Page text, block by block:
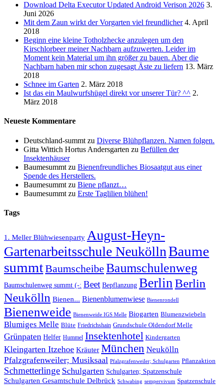
Download Delta Executor Updated Android Verison 2026 3.
Juni 2026
Mit dem Zaun wirkt der Vorgarten viel freundlicher 4. April
2018
Beginn eine kleine Totholzhecke anzulegen um den
Kirschlorbeer meiner Nachbarn aufzuwerten. Leider im
Moment kein Material um ihn größer zu bauen. Aber die
Nachbarn haben mir schon zugesagt Äste zu liefern 13. März
2018
Schnee im Garten 2. März 2018
Ist das ein Maulwurfshügel direkt vor unserer Tür? ^^ 2.
März 2018
Neueste Kommentare
Deutschland-summt zu Diverse Blühpflanzen. Namen folgen.
Gitta Wittich Hortus Andersgarten zu Befüllen der
Insektenhäuser
Baumesummt zu Bienenfreundliches Biosaatgut aus einer
Spende des Herstellers.
Baumesummt zu Biene pflanzt…
Baumesummt zu Erste Taglilien blühen!
Tags
1. Meller Blühwiesenparty August-Heyn-
Gartenarbeitsschule NeuköllnBaume
summtBaumscheibe Baumschulenweg
Baumschulenweg summt (-: Beet Bepflanzung BerlinBerlin
Neukölln Bienen... Bienenblumenwiese Bienenrondell
Bienenweide Bienenweide IGS Melle Biogarten Blumenzwiebeln
Blumiges Melle Blüte Friedrichshain Grundschule Oldendorf Melle
Grünpaten Helfer Hummel Insektenhotel Kindergarten
Kleingarten Itzehoe Kräuter München Neukölln
Pfalzgrafenweiler; Musiksaal Pfalzgrafenweiler; Schulgarten Pflanzaktion
Schmetterlinge Schulgarten Schulgarten; Spatzenschule
Schulgarten Gesamtschule Delbrück Schwabing sempervivum Spatzenschule